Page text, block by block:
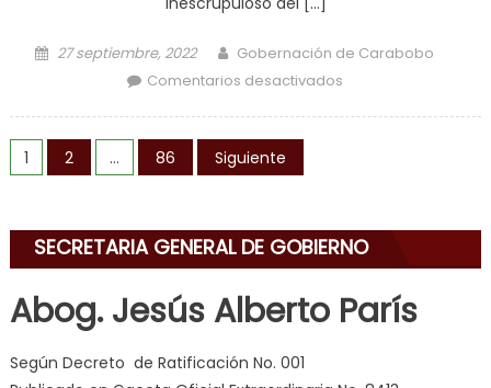
Posted on
27 septiembre, 2022 Author
Gobernación de Carabobo
Comentarios desactivados
Navegación de entradas
1 2 … 86 Siguiente
SECRETARIA GENERAL DE GOBIERNO
Abog. Jesús Alberto París
Según Decreto de Ratificación No. 001